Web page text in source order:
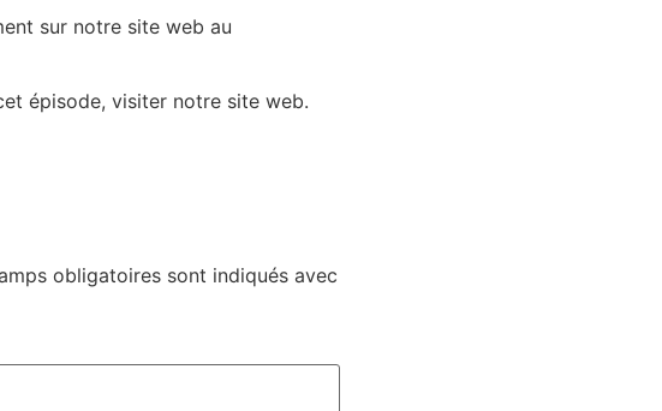
sur notre site web au
épisode, visiter notre site web.
obligatoires sont indiqués avec